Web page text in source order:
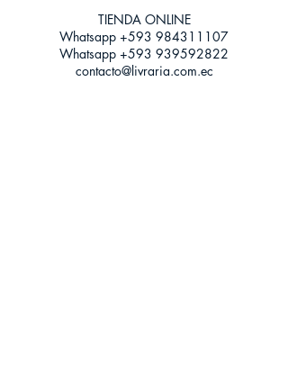
TIENDA ONLINE​
Whatsapp +593 984311107
Whatsapp +593 939592822
contacto@livraria.com.ec